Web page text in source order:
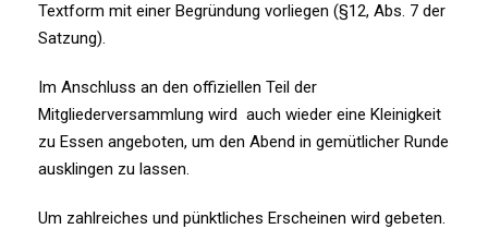
Textform mit einer Begründung vorliegen (§12, Abs. 7 der
Satzung).
Im Anschluss an den offiziellen Teil der
Mitgliederversammlung wird auch wieder eine Kleinigkeit
zu Essen angeboten, um den Abend in gemütlicher Runde
ausklingen zu lassen.
Um zahlreiches und pünktliches Erscheinen wird gebeten.